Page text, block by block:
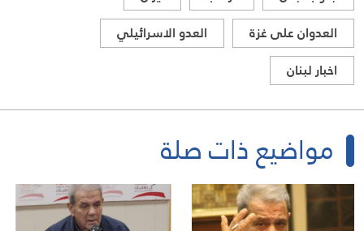
العدوان على غزة
العدو الاسرائيلي
اخبار لبنان
مواضيع ذات صلة